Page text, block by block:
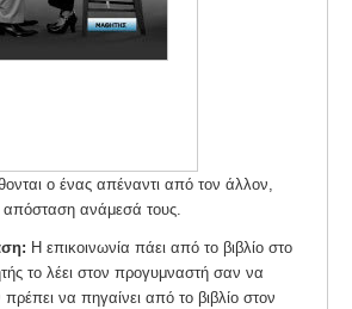
ο ένας απέναντι από τον άλλον,
απόσταση ανάμεσά τους.
Η επικοινωνία πάει από το βιβλίο στο
το λέει στον προγυμναστή σαν να
πρέπει να πηγαίνει από το βιβλίο στον